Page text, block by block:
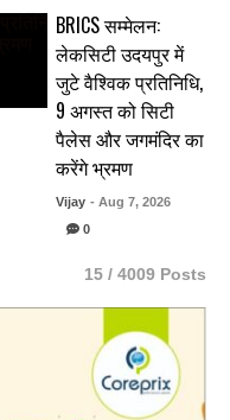
BRICS सम्मेलन:
लेकसिटी उदयपुर में
जुटे वैश्विक प्रतिनिधि,
9 अगस्त को सिटी
पैलेस और जगमंदिर का
करेंगे भ्रमण
Vijay - Aug 7, 2026
0
15 / 4009 Posts